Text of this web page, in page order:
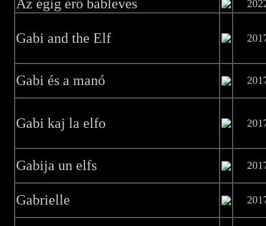
Az égig érő bableves
Gabi and the Elf
Gabi és a manó
Gabi kaj la elfo
Gabija un elfs
Gabrielle